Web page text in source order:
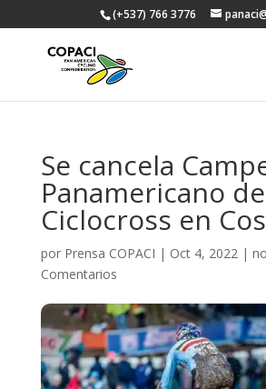
(+537) 766 3776
Se cancela
Panamericano de
Ciclocross en
por Prensa COPACI | Oct 4, 2022|
Comentarios